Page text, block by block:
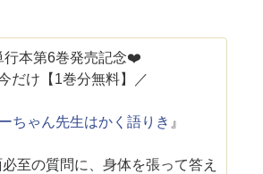
行本第6巻発売記念❤️
だけ【1巻分無料】／
ちゃん先生はかく語りき 』
至の質問に、身体を張って答え